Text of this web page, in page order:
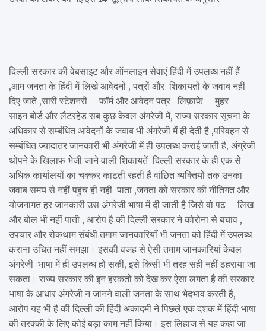
दिल्ली सरकार की वेबसाइट और ऑनलाइन सेवाएं हिंदी में उपलब्ध नहीं हैं
,आम जनता के हिंदी में लिखे आवेदनों , पत्रों और शिकायतों के जवाब नहीं
दिए जाते ,सारी स्टेशनरी – फॉर्म और आवेदन पत्र -लिफ़ाफ़े – मुहर –
साइन बोर्ड और लैटरहेड सब कुछ केवल अंगरेजी में, राज्य सरकार सूचना के
अधिकार से सम्बंधित आवेदनों के जवाब भी अंगरेजी में ही देती है ,परिवहन से
सम्बंधित ज्यादातर जानकारी भी अंगरेजी में ही उपलब्ध कराई जाती है, अंग्रेजी
थोपने के खिलाफ भेजी जाने वाली शिकायतें दिल्ली सरकार के ही एक से
अधिक कार्यालयों का चक्कर काटती रहती हैं वांछित व्यक्तियों तक उनका
जवाब समय से नहीं पहुंच ही नहीं पाता ,जनता को सरकार की नीतिगत और
योजनागत हर जानकारी उस अंगरेजी भाषा में दी जाती है जिसे वो पढ़ – लिख
और बोल भी नहीं पाती , आरोप है की दिल्ली सरकार ने कोरोना से बचाव ,
उपचार और रोकथाम संबंधी तमाम जानकारियाँ भी जनता को हिंदी में उपलब्ध
कराना उचित नहीं समझा। इसकी वजह से ऐसी तमाम जानकारियां केवल
अंगरेजी भाषा में ही उपलब्ध हो सकीं, इसे किसी भी तरह सही नहीं ठहराया जा
सकता। राज्य सरकार की इन हरकतों को देख कर ऐसा लगता है की सरकार
भाषा के आधार अंगरेजी न जानने वाली जनता के साथ भेदभाव करती है,
आरोप यह भी है की दिल्ली की हिंदी अकादमी ने पिछले एक दशक में हिंदी भाषा
की तरक्की के लिए कोई बड़ा काम नहीं किया। इस लिहाज से यह कहा जा